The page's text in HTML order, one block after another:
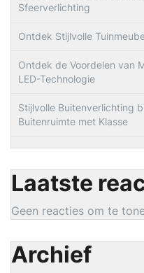
Sfeerverlichting
Ontdek Stijlvolle
Ontdek de Voordelen van
LED-Technologie
Stijlvolle Buitenverlichting
Buitenruimte met Klasse
Laatste
Geen reacties om te
Archief